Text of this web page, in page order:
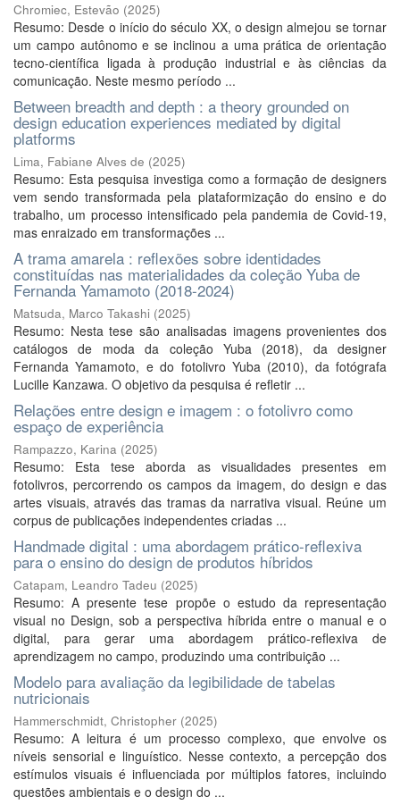
Chromiec, Estevão (2025)
Resumo: Desde o início do século XX, o design almejou se tornar
um campo autônomo e se inclinou a uma prática de orientação
tecno-científica ligada à produção industrial e às ciências da
comunicação. Neste mesmo período ...
Between breadth and depth : a theory grounded on
design education experiences mediated by digital
platforms
Lima, Fabiane Alves de (2025)
Resumo: Esta pesquisa investiga como a formação de designers
vem sendo transformada pela plataformização do ensino e do
trabalho, um processo intensificado pela pandemia de Covid-19,
mas enraizado em transformações ...
A trama amarela : reflexões sobre identidades
constituídas nas materialidades da coleção Yuba de
Fernanda Yamamoto (2018-2024)
Matsuda, Marco Takashi (2025)
Resumo: Nesta tese são analisadas imagens provenientes dos
catálogos de moda da coleção Yuba (2018), da designer
Fernanda Yamamoto, e do fotolivro Yuba (2010), da fotógrafa
Lucille Kanzawa. O objetivo da pesquisa é refletir ...
Relações entre design e imagem : o fotolivro como
espaço de experiência
Rampazzo, Karina (2025)
Resumo: Esta tese aborda as visualidades presentes em
fotolivros, percorrendo os campos da imagem, do design e das
artes visuais, através das tramas da narrativa visual. Reúne um
corpus de publicações independentes criadas ...
Handmade digital : uma abordagem prático-reflexiva
para o ensino do design de produtos híbridos
Catapam, Leandro Tadeu (2025)
Resumo: A presente tese propõe o estudo da representação
visual no Design, sob a perspectiva híbrida entre o manual e o
digital, para gerar uma abordagem prático-reflexiva de
aprendizagem no campo, produzindo uma contribuição ...
Modelo para avaliação da legibilidade de tabelas
nutricionais
Hammerschmidt, Christopher (2025)
Resumo: A leitura é um processo complexo, que envolve os
níveis sensorial e linguístico. Nesse contexto, a percepção dos
estímulos visuais é influenciada por múltiplos fatores, incluindo
questões ambientais e o design do ...